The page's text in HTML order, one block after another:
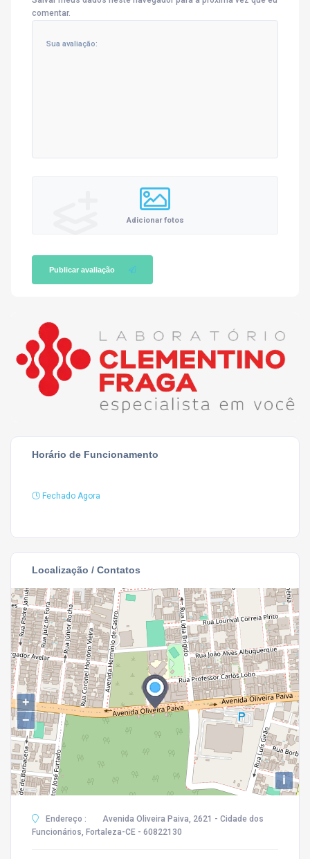
comentar.
Adicionar fotos
Publicar avaliação
Horário de Funcionamento
Fechado Agora
Localização / Contatos
+
−
i
Endereço :
Avenida Oliveira Paiva, 2621 - Cidade dos
Funcionários, Fortaleza-CE - 60822130